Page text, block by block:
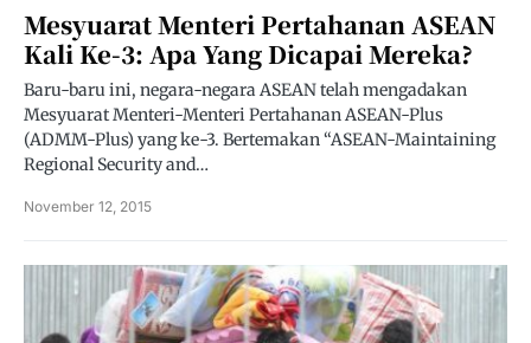
Mesyuarat Menteri Pertahanan ASEAN
Kali Ke-3: Apa Yang Dicapai Mereka?
Baru-baru ini, negara-negara ASEAN telah mengadakan
Mesyuarat Menteri-Menteri Pertahanan ASEAN-Plus
(ADMM-Plus) yang ke-3. Bertemakan “ASEAN-Maintaining
Regional Security and…
November 12, 2015